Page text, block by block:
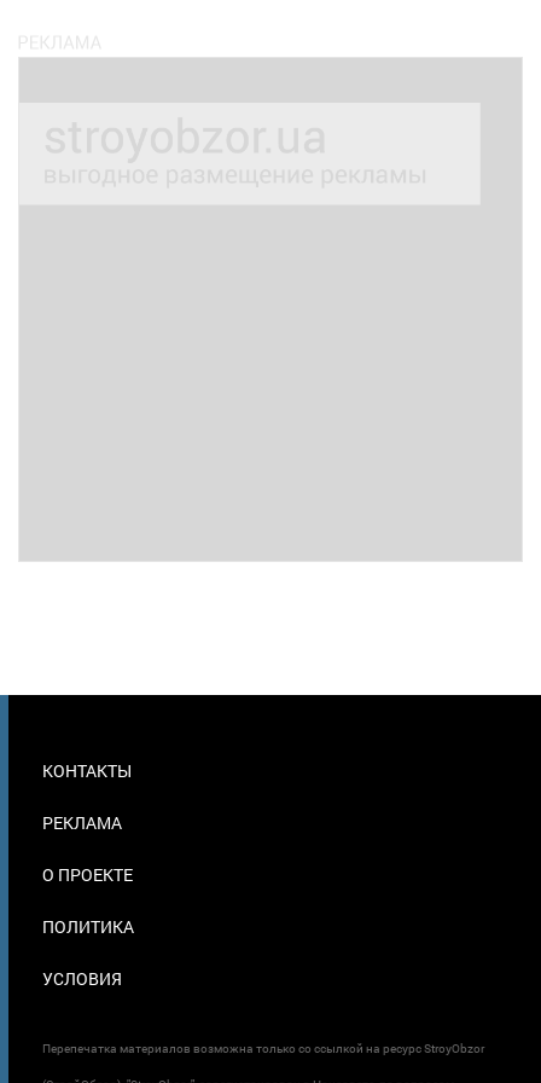
В
КОНТАКТЫ
РЕКЛАМА
О ПРОЕКТЕ
ПОЛИТИКА
УСЛОВИЯ
Перепечатка материалов возможна только со ссылкой на ресурс StroyObzor